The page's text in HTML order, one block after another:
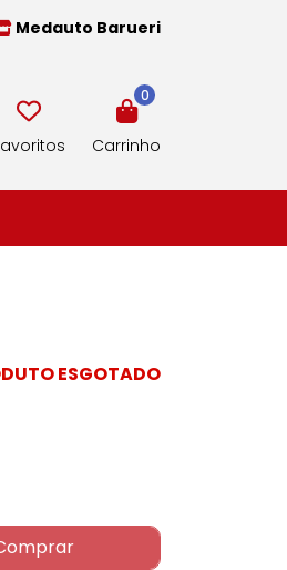
Medauto Barueri
0
Carrinho
ESGOTADO